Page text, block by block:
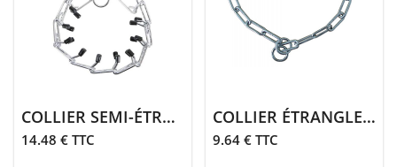
COLLIER SEMI-ÉTRANGLEUR EN MÉTAL 65 CM
14.48 € TTC
COLLIER ÉTRANGLEUR À MAILLES BERGER ALLEMAND
9.64 € TTC